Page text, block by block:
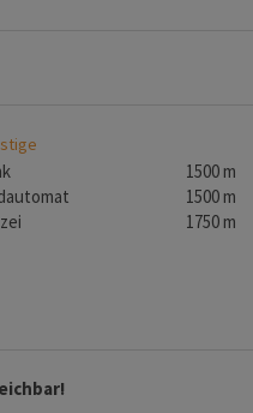
1500 m
1500 m
1750 m